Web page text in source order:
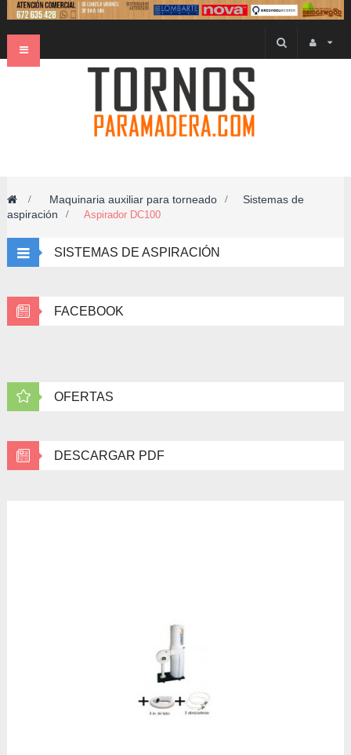
Navegación
> Maquinaria auxiliar para torneado >
Sistemas de
aspiración
> Aspirador DC100
SISTEMAS DE ASPIRACIÓN
FACEBOOK
OFERTAS
DESCARGAR PDF